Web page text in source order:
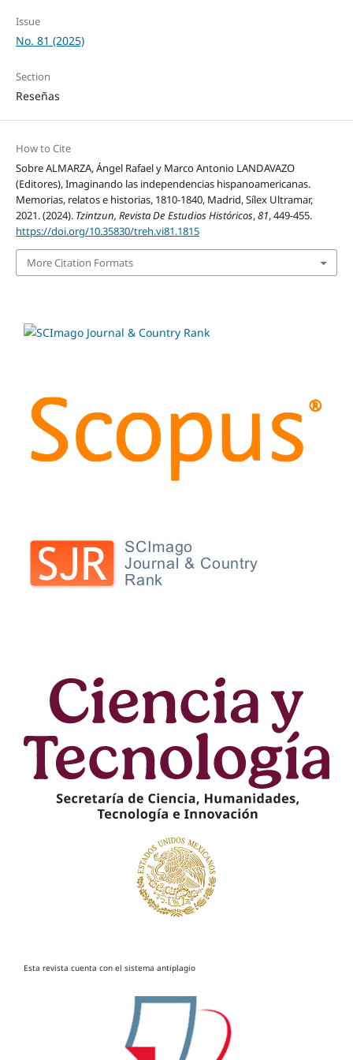
Issue
No. 81 (2025)
Section
Reseñas
How to Cite
Sobre ALMARZA, Ángel Rafael y Marco Antonio LANDAVAZO
(Editores), Imaginando las independencias hispanoamericanas.
Memorias, relatos e historias, 1810-1840, Madrid, Sílex Ultramar,
2021. (2024). Tzintzun, Revista De Estudios Históricos,81, 449-455.
https://doi.org/10.35830/treh.vi81.1815
More Citation Formats
Esta revista cuenta con el sistema antiplagio